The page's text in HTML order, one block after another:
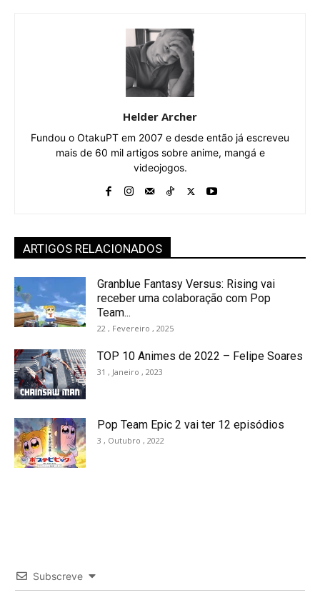
Helder Archer
Fundou o OtakuPT em 2007 e desde então já escreveu
mais de 60 mil artigos sobre anime, mangá e
videojogos.
ARTIGOS RELACIONADOS
Granblue Fantasy Versus: Rising vai
receber uma colaboração com Pop
Team...
22 , Fevereiro , 2025
TOP 10 Animes de 2022 – Felipe Soares
31 , Janeiro , 2023
Pop Team Epic 2 vai ter 12 episódios
3 , Outubro , 2022
Subscreve